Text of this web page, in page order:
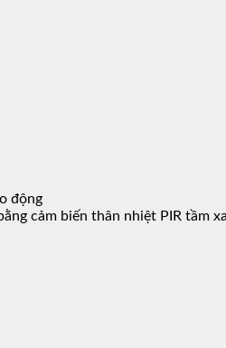
động
cảm biến thân nhiệt PIR tầm